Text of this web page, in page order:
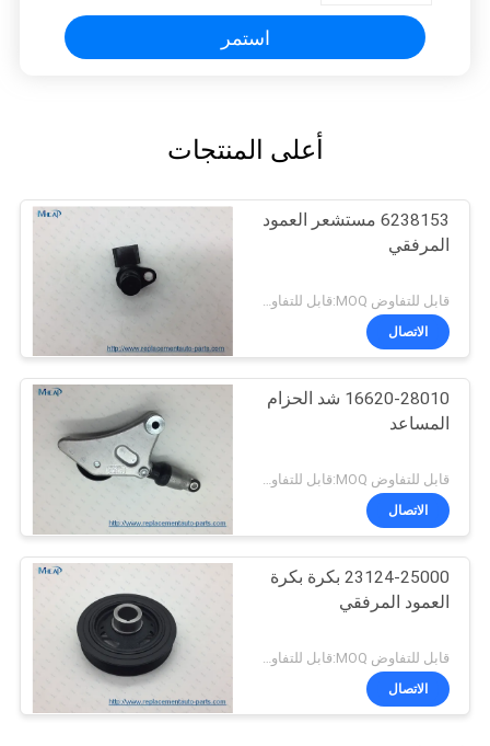
استمر
أعلى المنتجات
6238153 مستشعر العمود
المرفقي
قابل للتفاوض MOQ:قابل للتفاوض
الاتصال
16620-28010 شد الحزام
المساعد
الاتصال
23124-25000 بكرة بكرة
العمود المرفقي
الاتصال